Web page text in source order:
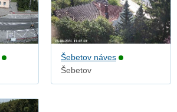
Šebetov náves
Šebetov